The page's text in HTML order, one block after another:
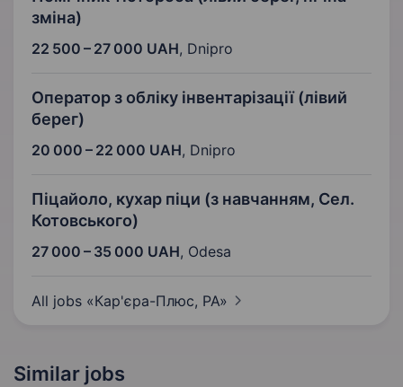
зміна)
22 500 – 27 000 UAH, Dnipro
Оператор з обліку інвентарізації (лівий
берег)
20 000 – 22 000 UAH, Dnipro
Піцайоло, кухар піци (з навчанням, Сел.
Котовського)
27 000 – 35 000 UAH, Odesa
All jobs «Кар'єра-Плюс, РА»
Similar jobs